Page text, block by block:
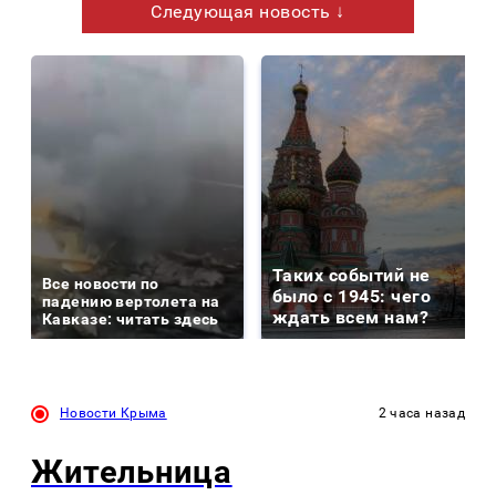
Следующая новость ↓
Все новости по
падению вертолета на
Кавказе: читать здесь
Таких событий не
было с 1945: чего
ждать всем нам?
Новости Крыма 2 часа назад
Жительница